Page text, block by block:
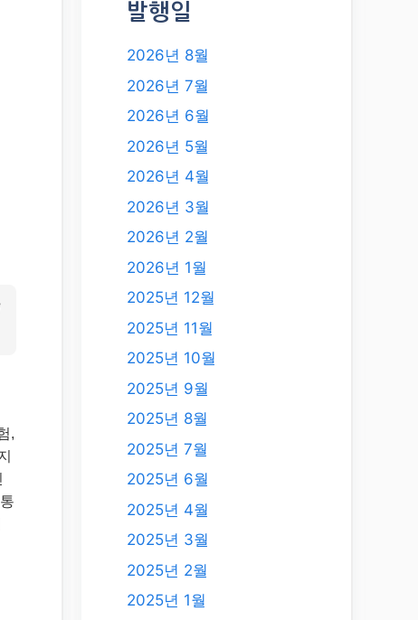
,
발행일
2026년 8월
2026년 7월
2026년 6월
2026년 5월
2026년 4월
2026년 3월
2026년 2월
2026년 1월
2025년 12월
2025년 11월
2025년 10월
2025년 9월
2025년 8월
2025년 7월
2025년 6월
2025년 4월
2025년 3월
2025년 2월
2025년 1월